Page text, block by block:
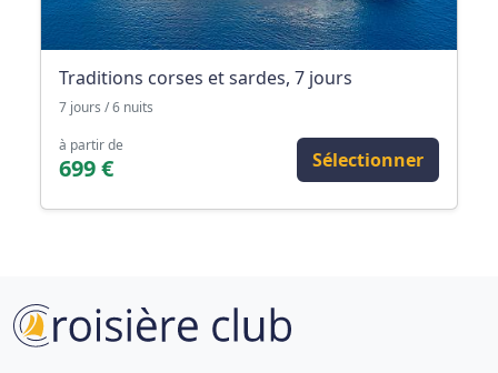
Traditions corses et sardes, 7 jours
7 jours / 6 nuits
à partir de
699 € Sélectionner